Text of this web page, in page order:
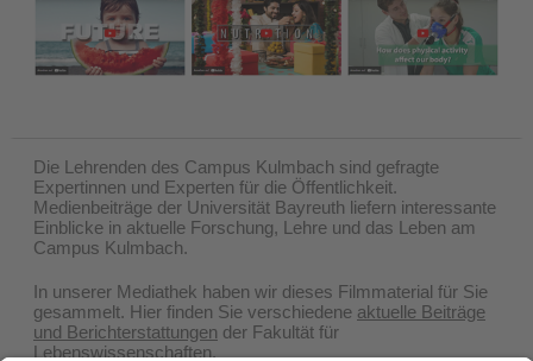
Die Lehrenden des Campus Kulmbach sind gefragte
Expertinnen und Experten für die Öffentlichkeit.
Medienbeiträge der Universität Bayreuth liefern interessante
Einblicke in aktuelle Forschung, Lehre und das Leben am
Campus Kulmbach.
In unserer Mediathek haben wir dieses Filmmaterial für Sie
gesammelt. Hier finden Sie verschiedene aktuelle Beiträge
und Berichterstattungen der Fakultät für
Lebenswissenschaften.